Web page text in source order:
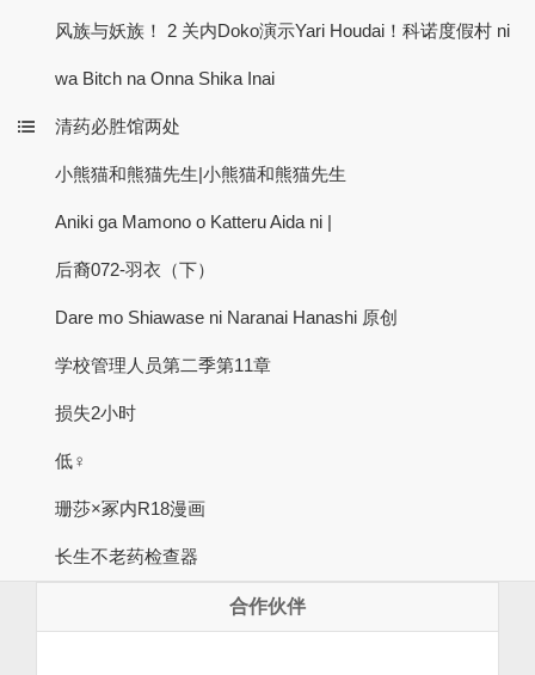
风族与妖族！ 2 关内Doko演示Yari Houdai！科诺度假村 ni
wa Bitch na Onna Shika Inai
清药必胜馆两处
小熊猫和熊猫先生|小熊猫和熊猫先生
Aniki ga Mamono o Katteru Aida ni |
后裔072-羽衣（下）
Dare mo Shiawase ni Naranai Hanashi 原创
学校管理人员第二季第11章
损失2小时
低♀
珊莎×冢内R18漫画
长生不老药检查器
合作伙伴